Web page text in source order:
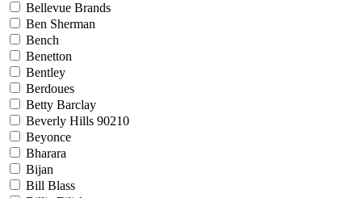
Bellevue Brands
Ben Sherman
Bench
Benetton
Bentley
Berdoues
Betty Barclay
Beverly Hills 90210
Beyonce
Bharara
Bijan
Bill Blass